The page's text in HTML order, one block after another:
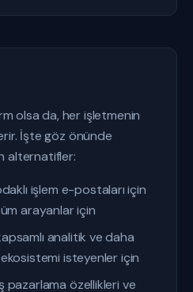
olsa da, her işletmenin
İşte göz önünde
alternatifler:
işlem e-postaları için
arayanlar için
analitik ve daha
isteyenler için
pazarlama özellikleri ve